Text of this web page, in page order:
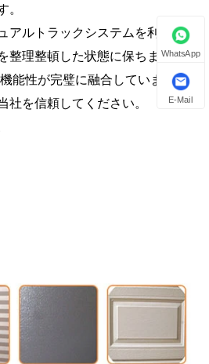
アルトラックシステムを利用し
整理整頓した状態に保ちます。
能性が完璧に融合しています。
を信頼してください。
WhatsApp
E-Mail